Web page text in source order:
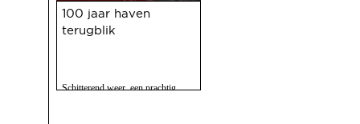
100 jaar haven
terugblik
Schitterend weer, een prachtig